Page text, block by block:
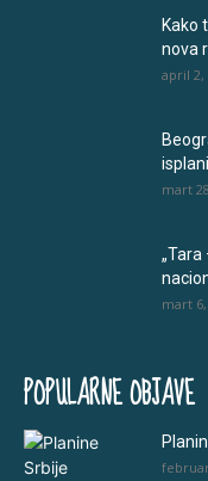
Kako
nova
april 2,
mart
mart
POPULARNE OBJAVE